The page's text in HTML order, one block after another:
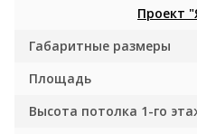
Проект
Габаритные размеры
Площадь
Высота потолка 1-го